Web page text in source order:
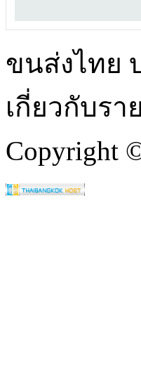
ขนส่งไทย
เกี่ยวกับร
Copyright